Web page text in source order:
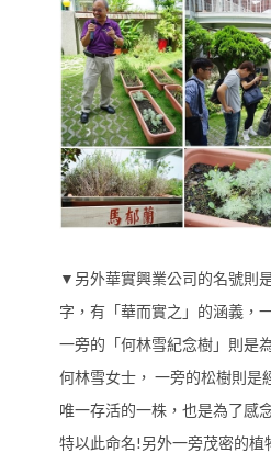
▼另外華實興業公司的名號則
字，有「華而實之」的涵義，
一旁的「何林雪紀念樹」則是
何林雪女士， 一旁的松樹則是
唯一存活的一株，也是為了感
特以此命名!另外一旁茂密的植